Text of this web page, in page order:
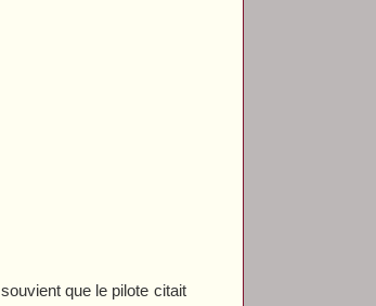
que le pilote citait